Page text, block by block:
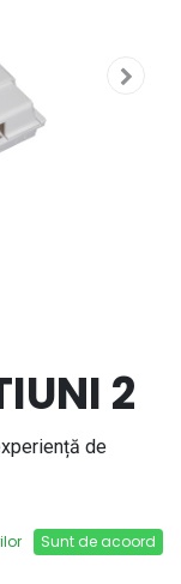
2
de
Sunt de acoord